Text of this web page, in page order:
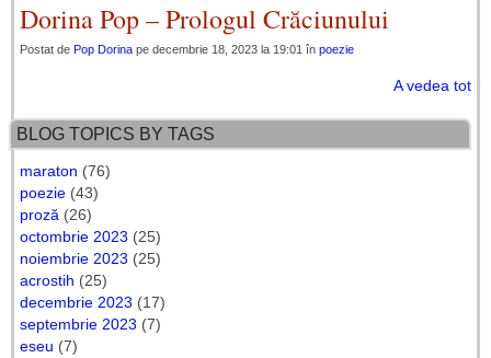
Dorina Pop – Prologul Crăciunului
Postat de Pop Dorina pe decembrie 18, 2023 la 19:01 în poezie
A vedea tot
BLOG TOPICS BY TAGS
maraton (76)
poezie (43)
proză (26)
octombrie 2023 (25)
noiembrie 2023 (25)
acrostih (25)
decembrie 2023 (17)
septembrie 2023 (7)
eseu (7)